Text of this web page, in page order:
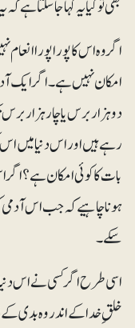
بھی تو کیا یہ کہا جاسکتا ہے کہ
اگر وہ اس کا پورا پورا
امکان نہیں ہے۔ اگر ایک
دوہزار برس یا چار ہزار
رہے ہیں اور اس دنیا میں اس
بات کا کوئی امکان ہے؟ اگر
ہونا چاہیے کہ جب اس آدمی
سکے۔
اسی طرح اگر کسی نے اس
خلقِ خدا کے اندر وہ بدی